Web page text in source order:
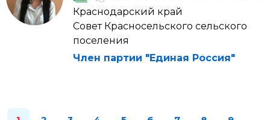
Краснодарский край
Совет Красносельского сельского
поселения
Член партии "Единая Россия"